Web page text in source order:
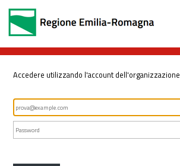
Accedere utilizzando l'account dell'organizzazione